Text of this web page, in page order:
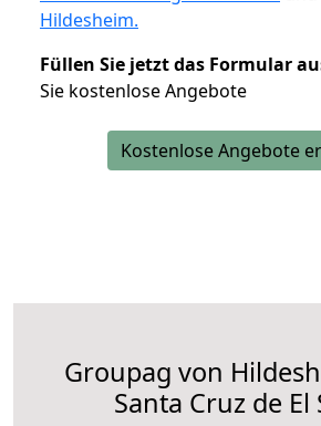
Hildesheim.
Füllen Sie jetzt das Formular
Sie kostenlose Angebote
Kostenlose Angebote
Groupag von
Santa Cruz de El